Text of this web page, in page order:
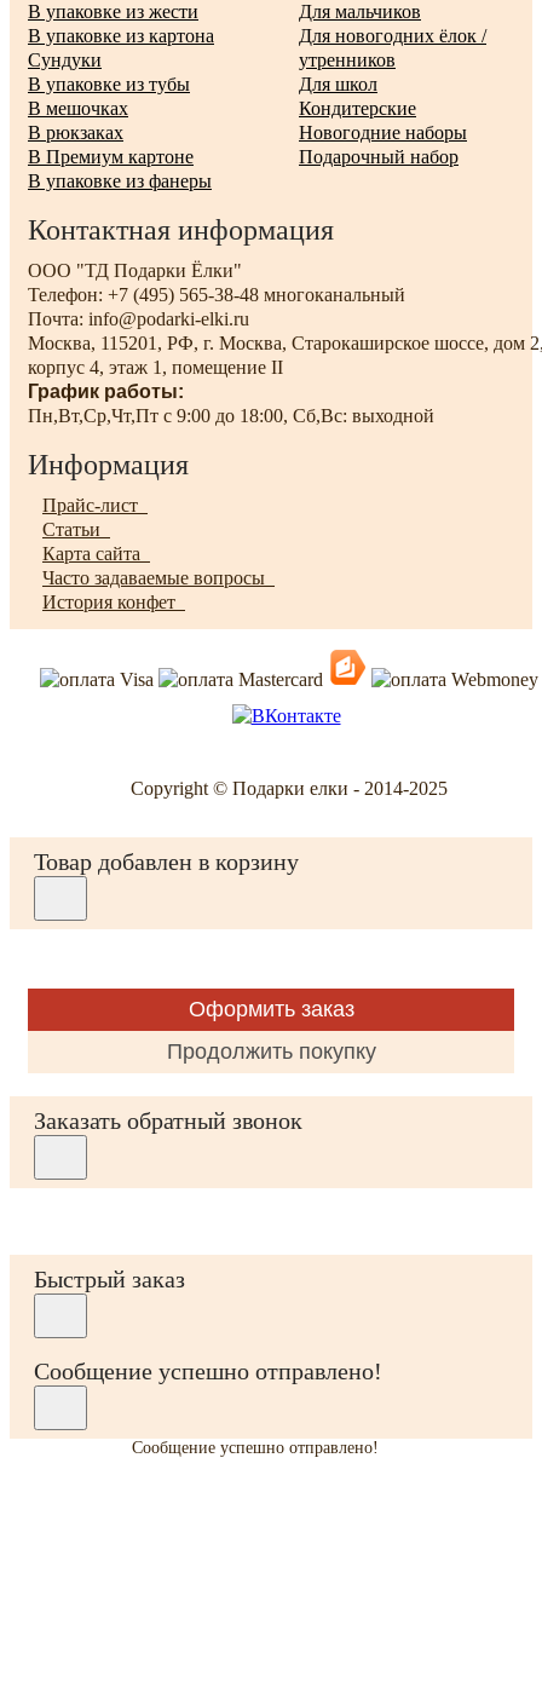
В упаковке из жести
В упаковке из картона
Сундуки
В упаковке из тубы
В мешочках
В рюкзаках
В Премиум картоне
В упаковке из фанеры
Для мальчиков
Для новогодних ёлок /
утренников
Для школ
Кондитерские
Новогодние наборы
Подарочный набор
Контактная информация
ООО "ТД Подарки Ёлки"
Телефон: +7 (495) 565-38-48 многоканальный
Почта: info@podarki-elki.ru
Москва, 115201, РФ, г. Москва, Старокаширское шоссе, дом
корпус 4, этаж 1, помещение II
График работы:
Пн,Вт,Ср,Чт,Пт с 9:00 до 18:00, Сб,Вс: выходной
Информация
Прайс-лист
Статьи
Карта сайта
Часто задаваемые вопросы
История конфет
Copyright © Подарки елки - 2014-2025
Товар добавлен в корзину
Оформить заказ
Продолжить покупку
Заказать обратный звонок
Быстрый заказ
Сообщение успешно отправлено!
Сообщение успешно отправлено!